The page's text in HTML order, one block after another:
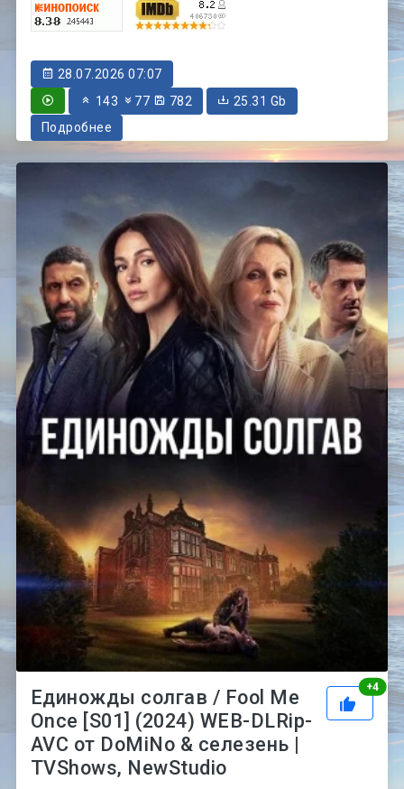
28.07.2026 07:07
143
77 782
25.31 Gb
Подробнее
+4
Единожды солгав / Fool Me
Once [S01] (2024) WEB-DLRip-
AVC от DoMiNo & селезень |
TVShows, NewStudio